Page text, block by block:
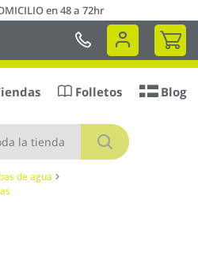
en 48 a 72hr
Mi
Buscar
Folletos Blog
de agua